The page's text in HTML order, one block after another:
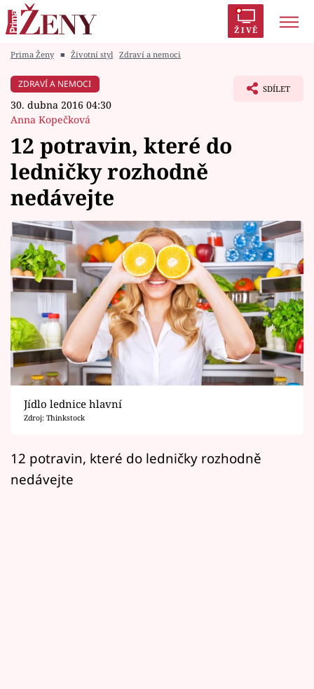
ŽIVĚ
Módní alarm
Zrádci
Témata
Celebrity
Vztahy
Seriály
Horoskopy
Sledujte prima+
Filmový festival Karlovy Vary
Pořady
Mámy sobě
Prima Ženy ■ Životní styl Zdraví a nemoci
ZDRAVÍ A NEMOCI
30. dubna 2016 04:30
Anna Kopečková
SDÍLET
12 potravin, které do
ledničky rozhodně
nedávejte
Jídlo lednice hlavní
Zdroj: Thinkstock
12 potravin, které do ledničky rozhodně
nedávejte